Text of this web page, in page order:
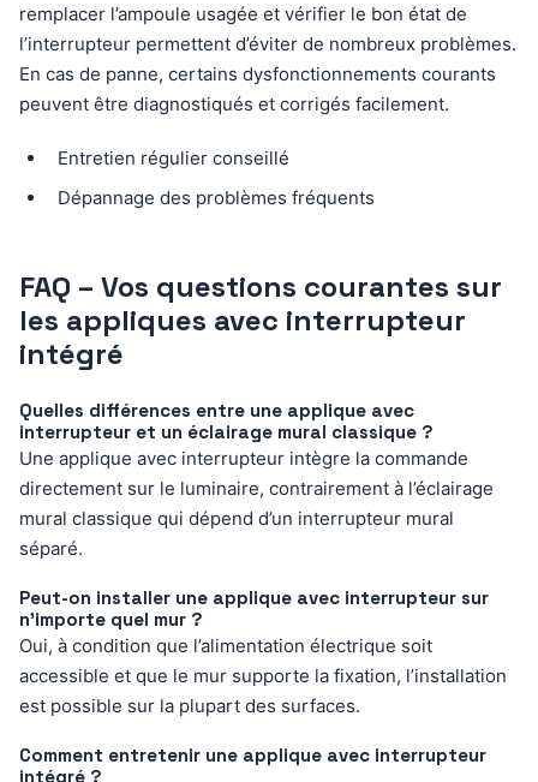
remplacer l’ampoule usagée et vérifier le bon état de
l’interrupteur permettent d’éviter de nombreux problèmes.
En cas de panne, certains dysfonctionnements courants
peuvent être diagnostiqués et corrigés facilement.
Entretien régulier conseillé
Dépannage des problèmes fréquents
FAQ – Vos questions courantes sur
les appliques avec interrupteur
intégré
Quelles différences entre une applique avec
interrupteur et un éclairage mural classique ?
Une applique avec interrupteur intègre la commande
directement sur le luminaire, contrairement à l’éclairage
mural classique qui dépend d’un interrupteur mural
séparé.
Peut-on installer une applique avec interrupteur sur
n’importe quel mur ?
Oui, à condition que l’alimentation électrique soit
accessible et que le mur supporte la fixation, l’installation
est possible sur la plupart des surfaces.
Comment entretenir une applique avec interrupteur
intégré ?